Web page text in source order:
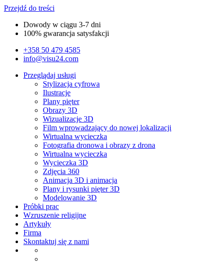
Przejdź do treści
Dowody w ciągu 3-7 dni
100% gwarancja satysfakcji
+358 50 479 4585
info@visu24.com
Przeglądaj usługi
Stylizacja cyfrowa
Ilustracje
Plany pięter
Obrazy 3D
Wizualizacje 3D
Film wprowadzający do nowej lokalizacji
Wirtualna wycieczka
Fotografia dronowa i obrazy z drona
Wirtualna wycieczka
Wycieczka 3D
Zdjęcia 360
Animacja 3D i animacja​
Plany i rysunki pięter 3D​
Modelowanie 3D
Próbki prac
Wzruszenie religijne
Artykuły
Firma
Skontaktuj się z nami